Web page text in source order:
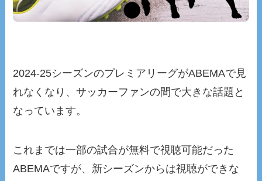
2024-25シーズンのプレミアリーグがABEMAで見
れなくなり、サッカーファンの間で大きな話題と
なっています。
これまでは一部の試合が無料で視聴可能だった
ABEMAですが、新シーズンからは視聴ができな